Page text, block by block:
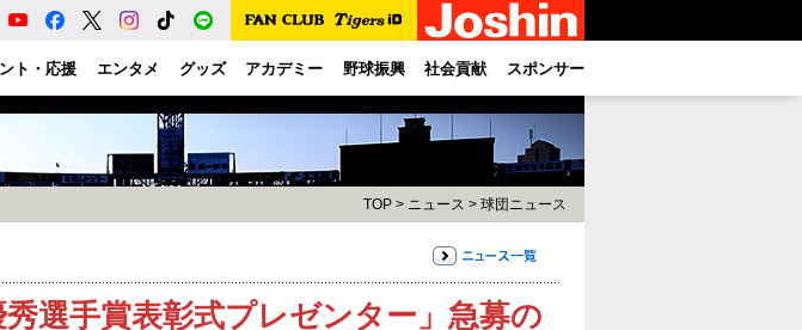
ト・応援 エンタメ グッズ アカデミー 野球振興 社会貢献 スポンサー
TOP > ニュース > 球団ニュース
秀選手賞表彰式プレゼンター」急募の